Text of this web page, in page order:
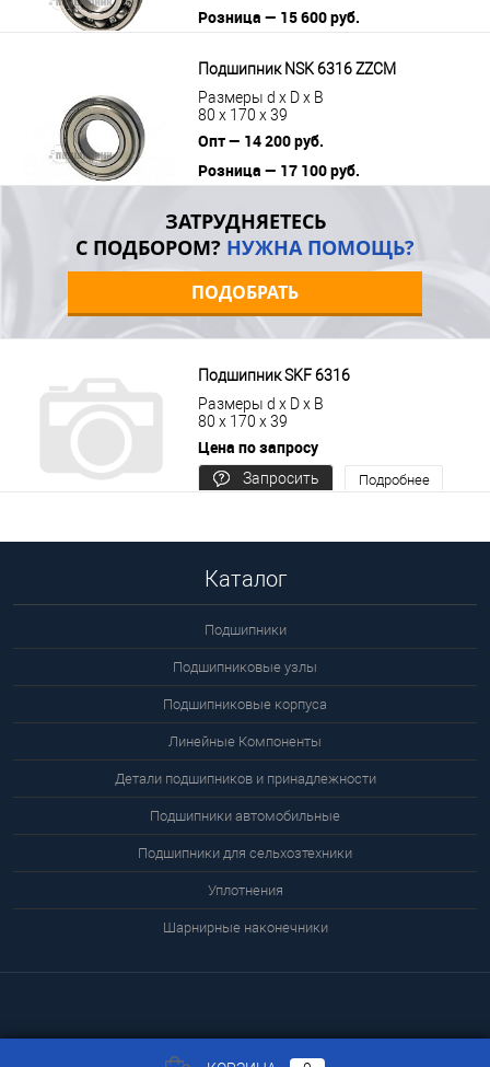
Розница — 15 600 руб.
Подшипник NSK 6316 ZZCM
Размеры d x D x B
80 x 170 x 39
Опт — 14 200 руб.
Розница — 17 100 руб.
ЗАТРУДНЯЕТЕСЬ
С ПОДБОРОМ? НУЖНА ПОМОЩЬ?
ПОДОБРАТЬ
Подшипник SKF 6316
Размеры d x D x B
80 x 170 x 39
Цена по запросу
Запросить
Подробнее
Каталог
Подшипники
Подшипниковые узлы
Подшипниковые корпуса
Линейные Компоненты
Детали подшипников и принадлежности
Подшипники автомобильные
Подшипники для сельхозтехники
Уплотнения
Шарнирные наконечники